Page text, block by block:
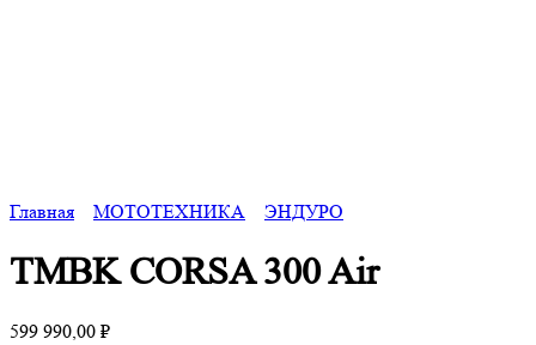
Главная МОТОТЕХНИКА ЭНДУРО
TMBK CORSA 300 Air
599 990,00 ₽